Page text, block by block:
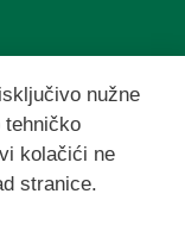
nužne
tehničko
kolačići ne
stranice.